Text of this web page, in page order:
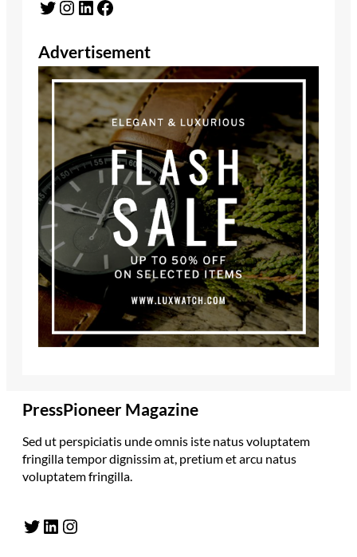
Twitter Instagram LinkedIn Facebook
Advertisement
PressPioneer Magazine
Sed ut perspiciatis unde omnis iste natus voluptatem
fringilla tempor dignissim at, pretium et arcu natus
voluptatem fringilla.
Twitter LinkedIn Instagram